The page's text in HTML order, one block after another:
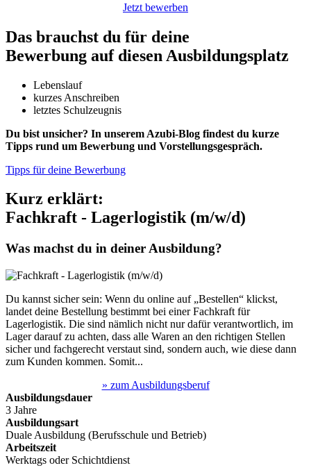
Jetzt bewerben
Das brauchst du für deine
Bewerbung auf diesen Ausbildungsplatz
Lebenslauf
kurzes Anschreiben
letztes Schulzeugnis
Du bist unsicher? In unserem Azubi-Blog findest du kurze
Tipps rund um Bewerbung und Vorstellungsgespräch.
Tipps für deine Bewerbung
Kurz erklärt:
Fachkraft - Lagerlogistik (m/w/d)
Was machst du in deiner Ausbildung?
Du kannst sicher sein: Wenn du online auf „Bestellen“ klickst,
landet deine Bestellung bestimmt bei einer Fachkraft für
Lagerlogistik. Die sind nämlich nicht nur dafür verantwortlich, im
Lager darauf zu achten, dass alle Waren an den richtigen Stellen
sicher und fachgerecht verstaut sind, sondern auch, wie diese dann
zum Kunden kommen. Somit...
» zum Ausbildungsberuf
Ausbildungsdauer
3 Jahre
Ausbildungsart
Duale Ausbildung (Berufsschule und Betrieb)
Arbeitszeit
Werktags oder Schichtdienst